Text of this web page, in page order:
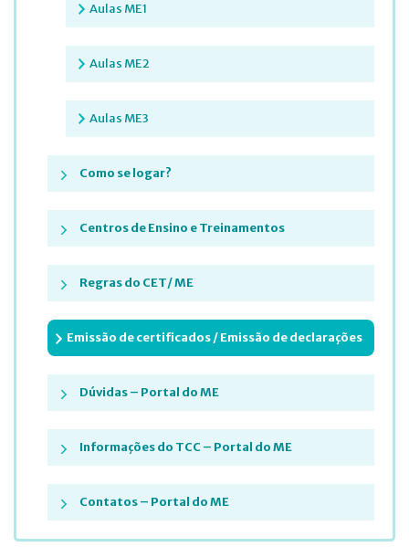
Aulas ME1
Aulas ME2
Aulas ME3
Como se logar?
Centros de Ensino e Treinamentos
Regras do CET/ ME
Emissão de certificados / Emissão de declarações
Dúvidas – Portal do ME
Informações do TCC – Portal do ME
Contatos – Portal do ME